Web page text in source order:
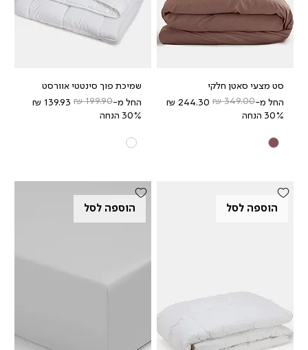
סט מצעי סאטן חלקי
החל מ-
מחיר רגיל
מחיר מבצע
30% הנחה
שמיכת פוך סינטטי אוורסט
החל מ-
מחיר רגיל
מחיר מבצע
30% הנחה
הוספה לסל הוספה לסל